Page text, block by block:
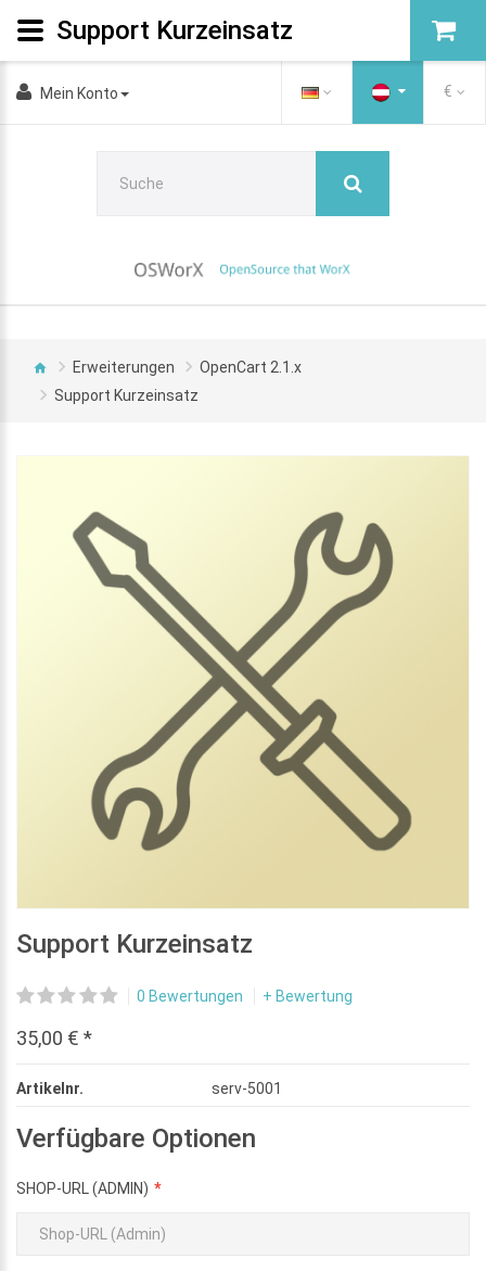
Mein Konto €
Erweiterungen
OpenCart 2.1.x
Support Kurzeinsatz
Support Kurzeinsatz
0 Bewertungen + Bewertung
35,00 € *
Artikelnr. serv-5001
Verfügbare Optionen
SHOP-URL (ADMIN)
Support Kurzeinsatz